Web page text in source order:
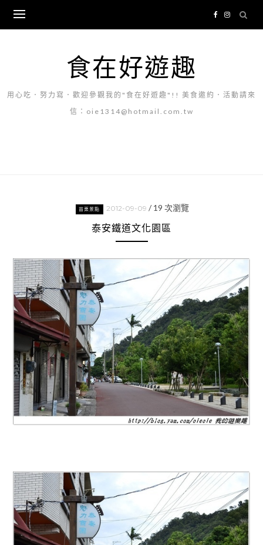
content
食在好遊趣
用心吃．努力寫．歡迎參觀我的"食在好遊趣"!! 美食邀約．活動請來
信：oie1314@hotmail.com.tw
苗栗景點 2012-09-09 / 19 次瀏覽
泰安鐵道文化園區